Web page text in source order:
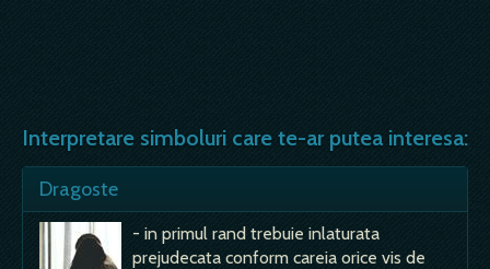
Interpretare simboluri care te-ar putea interesa:
Dragoste
- in primul rand trebuie inlaturata
prejudecata conform careia orice vis de